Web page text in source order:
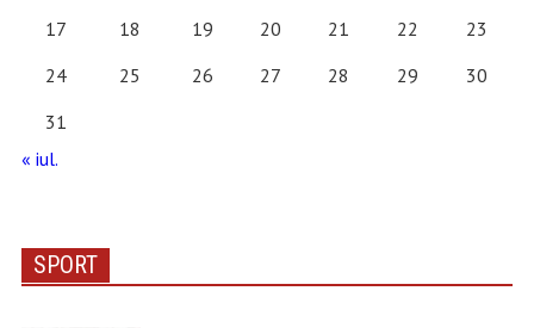
17
18 19 20 21 22
23
24
25 26 27 28 29
30
31
« iul.
SPORT